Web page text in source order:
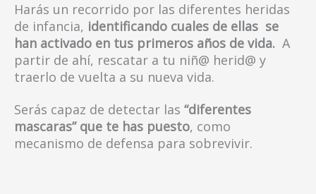
Harás un recorrido por las diferentes heridas
de infancia, identificando cuales de ellas se
han activado en tus primeros años de vida. A
partir de ahí, rescatar a tu niñ@ herid@ y
traerlo de vuelta a su nueva vida.
Serás capaz de detectar las “diferentes
mascaras” que te has puesto, como
mecanismo de defensa para sobrevivir.